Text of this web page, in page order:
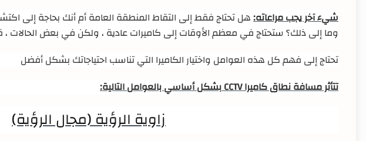
شيء آخر يجب مراعاته:هل تحتاج فقط إلى التقاط المنطقة العامة أم أنك بحاجة إلى
وما إلى ذلك؟ ستحتاج في معظم الأوقات إلى كاميرات عادية ، ولكن في بعض الحالات ،
تحتاج إلى فهم كل هذه العوامل واختيار الكاميرا التي تناسب احتياجاتك بشكل أفضل
تتأثر مسافة نطاق كاميراCCTVبشكل أساسي بالعوامل التالية:
زاوية الرؤية (مجال الرؤية)